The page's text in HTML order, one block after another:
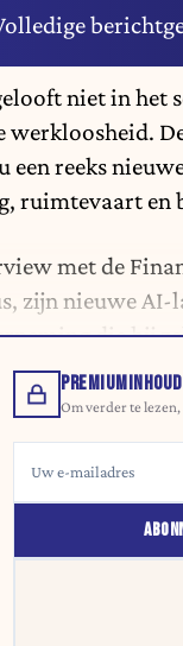
niet in
werkloosheid.
een reeks
ruimtevaart en
met de
zijn nieuwe
die hij
PREMIUMINHOUD
Om verder te